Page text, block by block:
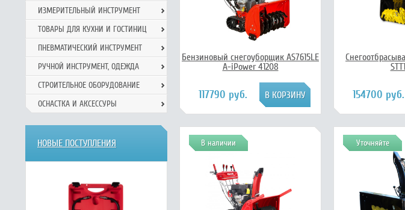
Бензиновый снегоуборщик AS7615LE
A-iPower 41208
117790 руб. 154700 руб.
В наличии Уточняйте
ИЗМЕРИТЕЛЬНЫЙ ИНСТРУМЕНТ
ТОВАРЫ ДЛЯ КУХНИ И ГОСТИНИЦ
ПНЕВМАТИЧЕСКИЙ ИНСТРУМЕНТ
РУЧНОЙ ИНCТРУМЕНТ, ОДЕЖДА
СТРОИТЕЛЬНОЕ ОБОРУДОВАНИЕ
ОСНАСТКА И АКСЕССУРЫ
НОВЫЕ ПОСТУПЛЕНИЯ